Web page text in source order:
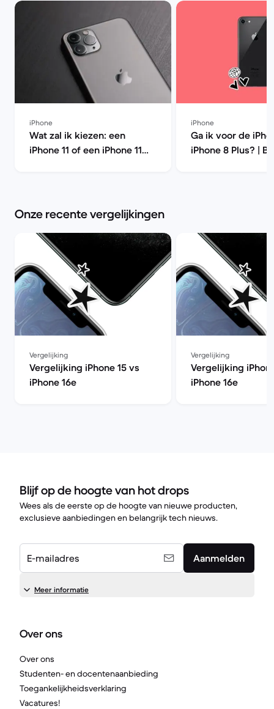
iPhone
Wat zal ik kiezen: een
iPhone 11 of een iPhone 11
iPhone
Ga ik voor de
iPhone 8 Plus? |
Onze recente vergelijkingen
Vergelijking
Vergelijking iPhone 15 vs
iPhone 16e
Vergelijking
Vergelijking
iPhone 16e
Blijf op de hoogte van hot drops
Wees als de eerste op de hoogte van nieuwe producten,
exclusieve aanbiedingen en belangrijk tech nieuws.
E-mailadres Aanmelden
Meer informatie
Over ons
Over ons
Studenten- en docentenaanbieding
Toegankelijkheidsverklaring
Vacatures!